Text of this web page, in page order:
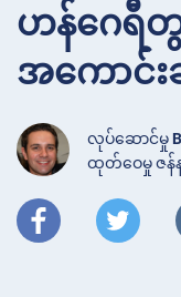
ဟန်ဂေရီ
အကောင်းဆုံ
လုပ်ဆောင်မှု
ထုတ်ဝေမှု ဇန်န